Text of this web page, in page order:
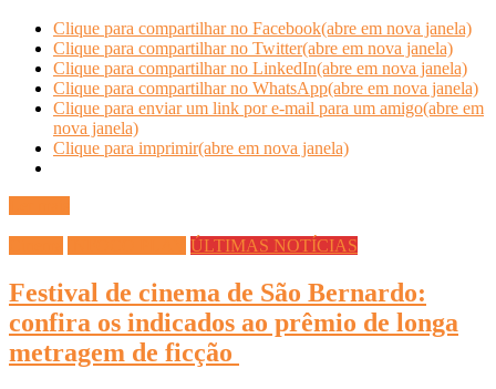
Clique para compartilhar no Facebook(abre em nova janela)
Clique para compartilhar no Twitter(abre em nova janela)
Clique para compartilhar no LinkedIn(abre em nova janela)
Clique para compartilhar no WhatsApp(abre em nova janela)
Clique para enviar um link por e-mail para um amigo(abre em
nova janela)
Clique para imprimir(abre em nova janela)
ÚLTIMAS NOTÍCIAS
Festival de cinema de São Bernardo:
confira os indicados ao prêmio de longa
metragem de ficção